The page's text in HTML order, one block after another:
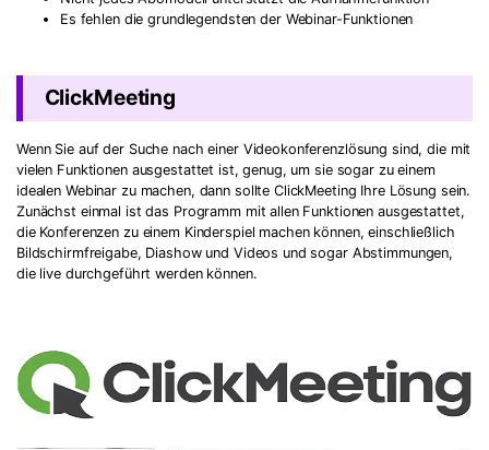
Es fehlen die grundlegendsten der Webinar-Funktionen
ClickMeeting
Wenn Sie auf der Suche nach einer Videokonferenzlösung sind, die mit
vielen Funktionen ausgestattet ist, genug, um sie sogar zu einem
idealen Webinar zu machen, dann sollte ClickMeeting Ihre Lösung sein.
Zunächst einmal ist das Programm mit allen Funktionen ausgestattet,
die Konferenzen zu einem Kinderspiel machen können, einschließlich
Bildschirmfreigabe, Diashow und Videos und sogar Abstimmungen,
die live durchgeführt werden können.